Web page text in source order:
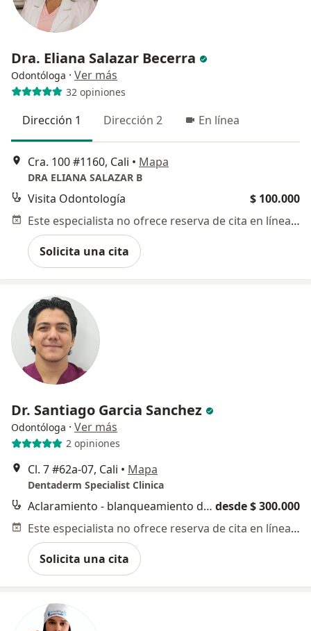
Dra. Eliana Salazar Becerra
Odontóloga · Ver más
32 opiniones
Dirección 1 Dirección 2 En línea
Cra. 100 #1160, Cali • Mapa
DRA ELIANA SALAZAR B
Visita Odontología
$ 100.000
Este especialista no ofrece reserva de cita en línea en esta dirección.
Solicita una cita
Dr. Santiago Garcia Sanchez
Odontóloga · Ver más
2 opiniones
Cl. 7 #62a-07, Cali • Mapa
Dentaderm Specialist Clinica
Aclaramiento - blanqueamiento dental desde $ 300.000
Este especialista no ofrece reserva de cita en línea en esta dirección.
Solicita una cita